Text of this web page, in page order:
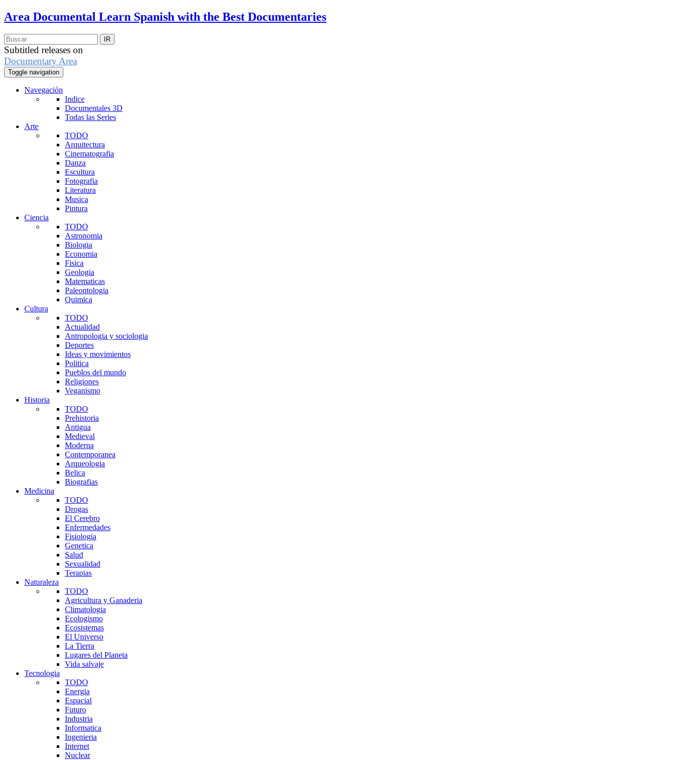
Area Documental Learn Spanish with the Best Documentaries
Subtitled releases on
Documentary Area
Toggle navigation
Navegación
Indice
Documentales 3D
Todas las Series
Arte
TODO
Arquitectura
Cinematografia
Danza
Escultura
Fotografia
Literatura
Musica
Pintura
Ciencia
TODO
Astronomia
Biologia
Economia
Fisica
Geologia
Matematicas
Paleontologia
Quimica
Cultura
TODO
Actualidad
Antropologia y sociologia
Deportes
Ideas y movimientos
Politica
Pueblos del mundo
Religiones
Veganismo
Historia
TODO
Prehistoria
Antigua
Medieval
Moderna
Contemporanea
Arqueologia
Belica
Biografias
Medicina
TODO
Drogas
El Cerebro
Enfermedades
Fisiologia
Genetica
Salud
Sexualidad
Terapias
Naturaleza
TODO
Agricultura y Ganaderia
Climatologia
Ecologismo
Ecosistemas
El Universo
La Tierra
Lugares del Planeta
Vida salvaje
Tecnologia
TODO
Energia
Espacial
Futuro
Industria
Informatica
Ingenieria
Internet
Nuclear